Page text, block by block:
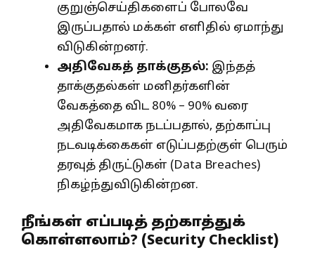
குறுஞ்செய்திகளைப் போலவே
இருப்பதால் மக்கள் எளிதில் ஏமாந்து
விடுகின்றனர்.
அதிவேகத் தாக்குதல்: இந்தத்
தாக்குதல்கள் மனிதர்களின்
வேகத்தை விட 80% – 90% வரை
அதிவேகமாக நடப்பதால், தற்காப்பு
நடவடிக்கைகள் எடுப்பதற்குள் பெரும்
தரவுத் திருட்டுகள் (Data Breaches)
நிகழ்ந்துவிடுகின்றன.
நீங்கள் எப்படித் தற்காத்துக்
கொள்ளலாம்? (Security Checklist)